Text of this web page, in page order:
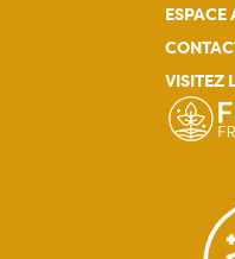
ESPACE
VISITEZ